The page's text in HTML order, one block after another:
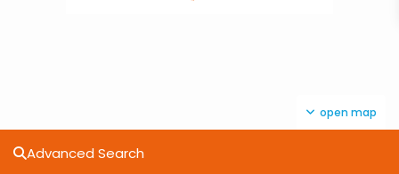
open map
Advanced Search